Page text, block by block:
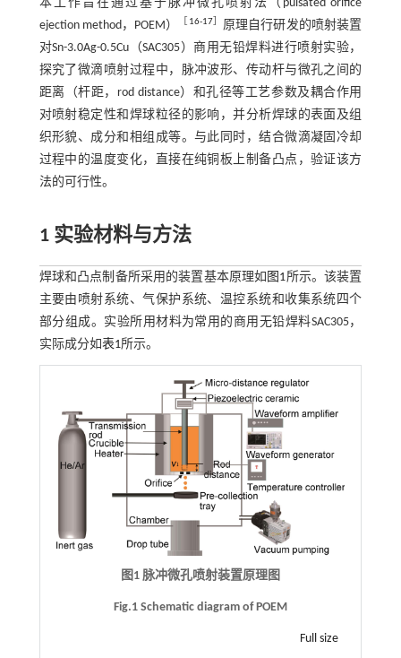
本工作旨在通过基于脉冲微孔喷射法（pulsated orifice
ejection method，POEM）
16-17］ 原理自行研发的喷射装置
对Sn-3.0Ag-0.5Cu（SAC305）商用无铅焊料进行喷射实验，
探究了微滴喷射过程中，脉冲波形、传动杆与微孔之间的
距离（杆距，rod distance）和孔径等工艺参数及耦合作用
对喷射稳定性和焊球粒径的影响，并分析焊球的表面及组
织形貌、成分和相组成等。与此同时，结合微滴凝固冷却
过程中的温度变化，直接在纯铜板上制备凸点，验证该方
法的可行性。
1 实验材料与方法
焊球和凸点制备所采用的装置基本原理如 图1所示。该装置
主要由喷射系统、气保护系统、温控系统和收集系统四个
部分组成。实验所用材料为常用的商用无铅焊料SAC305，
实际成分如表1所示。
图1 脉冲微孔喷射装置原理图
Fig.1 Schematic diagram of POEM
Full size